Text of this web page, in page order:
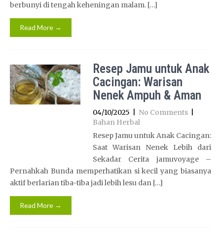
berbunyi di tengah keheningan malam. […]
Read More →
Resep Jamu untuk Anak
Cacingan: Warisan
Nenek Ampuh & Aman
04/10/2025 No Comments
Bahan Herbal
Resep Jamu untuk Anak Cacingan:
Saat Warisan Nenek Lebih dari
Sekadar Cerita jamuvoyage –
Pernahkah Bunda memperhatikan si kecil yang biasanya
aktif berlarian tiba-tiba jadi lebih lesu dan […]
Read More →